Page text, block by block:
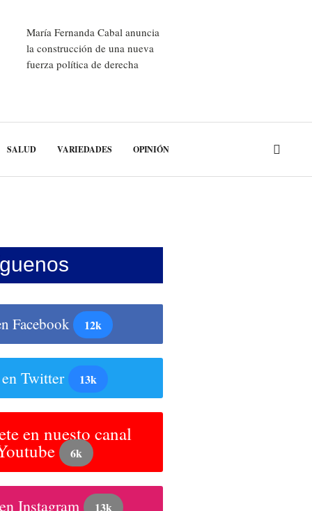
María Fernanda Cabal anuncia
la construcción de una nueva
fuerza política de derecha
SALUD VARIEDADES OPINIÓN
Facebook 12k
Twitter 13k
en nuesto canal
6k
Instagram 13k